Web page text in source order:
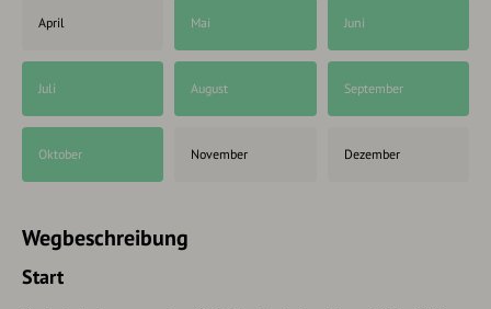
April Mai Juni
Juli August September
Oktober November Dezember
Wegbeschreibung
Start